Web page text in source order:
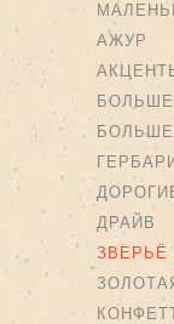
АЖУР
ДРАЙВ
ЗВЕРЬЁ